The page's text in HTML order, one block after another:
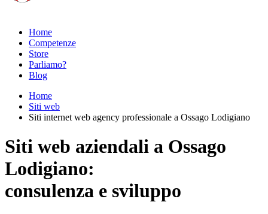
Home
Competenze
Store
Parliamo?
Blog
Home
Siti web
Siti internet web agency professionale a Ossago Lodigiano
Siti web aziendali a Ossago
Lodigiano:
consulenza e sviluppo